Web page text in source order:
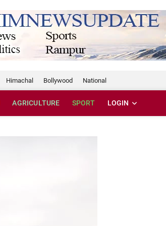
Himachal Bollywood National
AGRICULTURE SPORT LOGIN